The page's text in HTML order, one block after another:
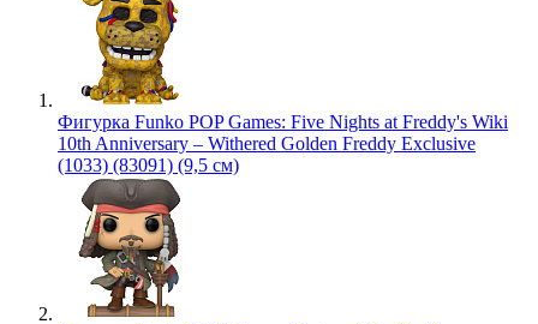
Фигурка Funko POP Games: Five Nights at Freddy's Wiki
10th Anniversary – Withered Golden Freddy Exclusive
(1033) (83091) (9,5 см)